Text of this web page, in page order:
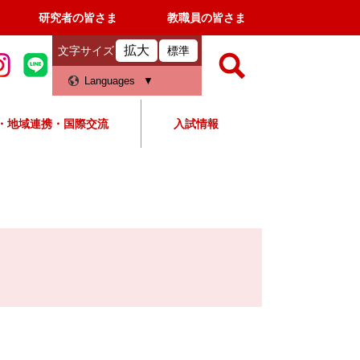
研究者の皆さま 教職員の皆さま
文字サイズ 拡大 標準
Languages
地域連携・国際交流 入試情報